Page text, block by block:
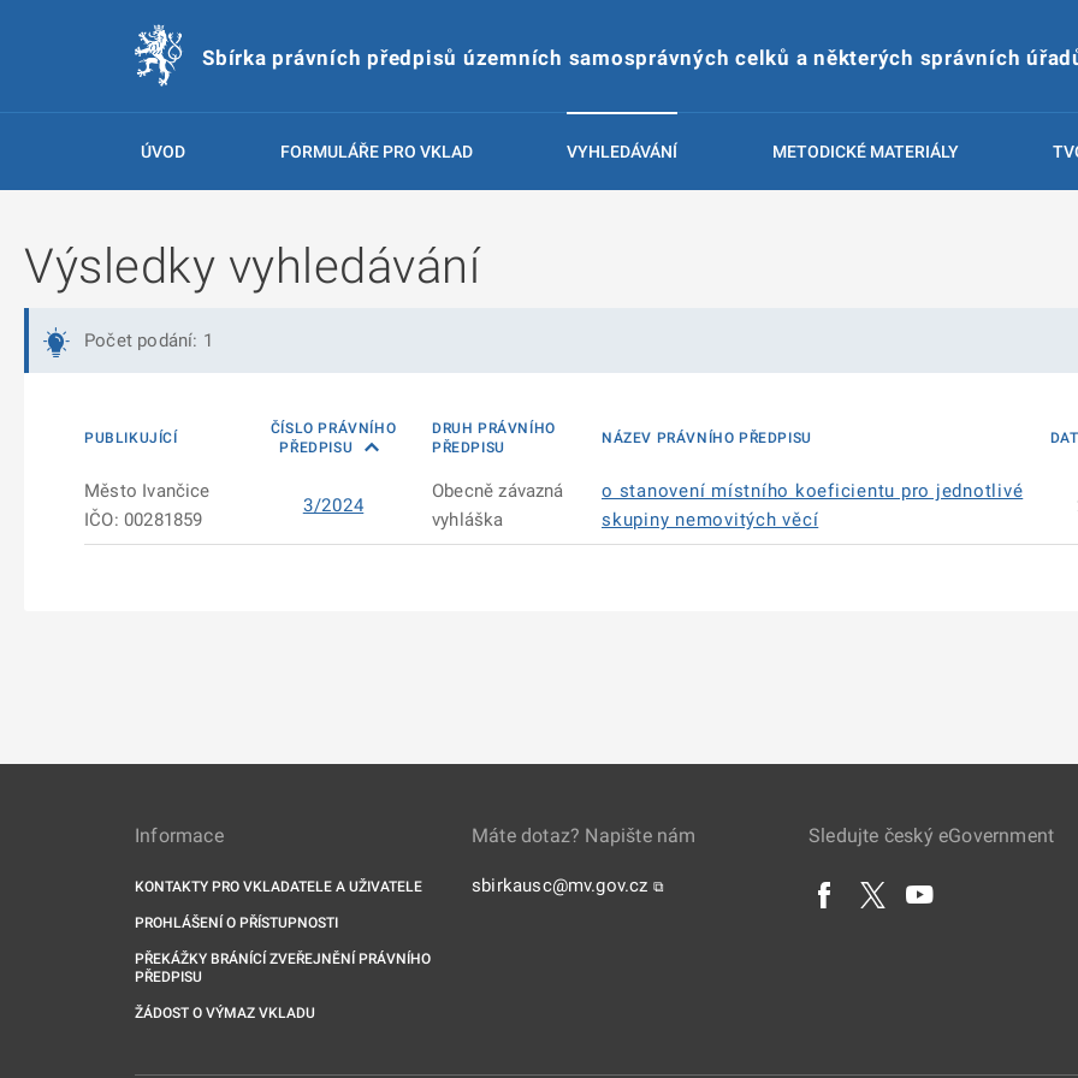
Sbírka právních předpisů územních samosprávných celků a některých správních
ÚVOD FORMULÁŘE PRO VKLAD VYHLEDÁVÁNÍ METODICKÉ MATERIÁLY
Výsledky vyhledávání
Počet podání: 1
PUBLIKUJÍCÍ
ČÍSLO PRÁVNÍHO
PŘEDPISU
DRUH PRÁVNÍHO
PŘEDPISU
NÁZEV PRÁVNÍHO PŘEDPISU
Město Ivančice
IČO: 00281859
3/2024
Obecně závazná
vyhláška
o stanovení místního koeficientu pro jednotlivé
skupiny nemovitých věcí
Informace
KONTAKTY PRO VKLADATELE A UŽIVATELE
PROHLÁŠENÍ O PŘÍSTUPNOSTI
PŘEKÁŽKY BRÁNÍCÍ ZVEŘEJNĚNÍ PRÁVNÍHO
PŘEDPISU
ŽÁDOST O VÝMAZ VKLADU
Máte dotaz? Napište nám
sbirkausc@mv.gov.cz ⧉
Sledujte český eGovernment